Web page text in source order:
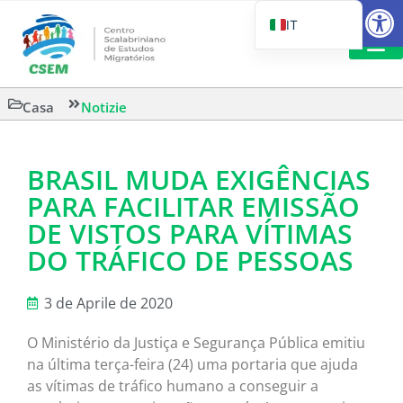
Casa Notizie
BRASIL MUDA EXIGÊNCIAS
PARA FACILITAR EMISSÃO
DE VISTOS PARA VÍTIMAS
DO TRÁFICO DE PESSOAS
3 de Aprile de 2020
O Ministério da Justiça e Segurança Pública emitiu
na última terça-feira (24) uma portaria que ajuda
as vítimas de tráfico humano a conseguir a
IT
EN